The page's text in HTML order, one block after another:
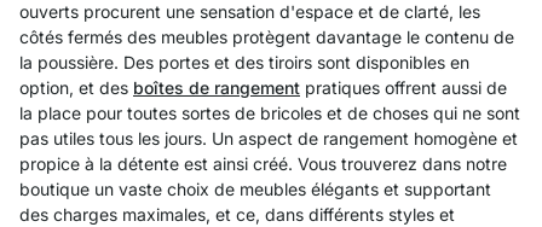
ouverts procurent une sensation d'espace et de clarté, les
côtés fermés des meubles protègent davantage le contenu de
la poussière. Des portes et des tiroirs sont disponibles en
option, et des boîtes de rangement pratiques offrent aussi de
la place pour toutes sortes de bricoles et de choses qui ne sont
pas utiles tous les jours. Un aspect de rangement homogène et
propice à la détente est ainsi créé. Vous trouverez dans notre
boutique un vaste choix de meubles élégants et supportant
des charges maximales, et ce, dans différents styles et